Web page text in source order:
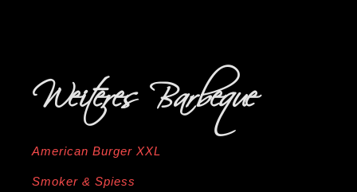
Weiteres Barbeque
American Burger XXL
Smoker & Spiess